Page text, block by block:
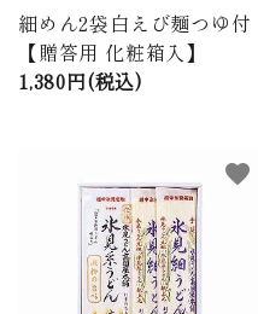
細めん2袋白えび麺つゆ付
【贈答用 化粧箱入】
1,380円(税込)
favorite